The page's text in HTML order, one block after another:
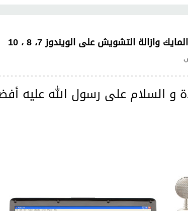
وازالة التشويش على الويندوز 7، 8 ، 10
و السلام على رسول الله عليه